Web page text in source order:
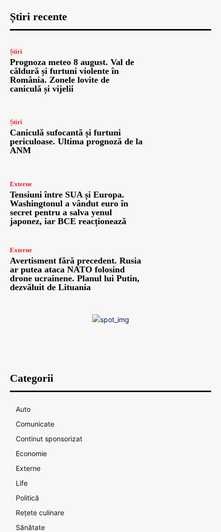
Știri recente
Știri
Prognoza meteo 8 august. Val de
căldură și furtuni violente în
România. Zonele lovite de
caniculă și vijelii
Știri
Caniculă sufocantă și furtuni
periculoase. Ultima prognoză de la
ANM
Externe
Tensiuni între SUA și Europa.
Washingtonul a vândut euro în
secret pentru a salva yenul
japonez, iar BCE reacționează
Externe
Avertisment fără precedent. Rusia
ar putea ataca NATO folosind
drone ucrainene. Planul lui Putin,
dezvăluit de Lituania
Categorii
Auto
Comunicate
Continut sponsorizat
Economie
Externe
Life
Politică
Rețete culinare
Sănătate